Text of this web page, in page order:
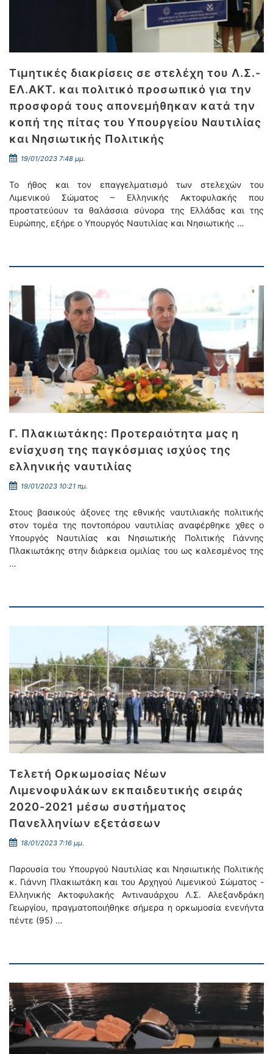
Τιμητικές διακρίσεις σε στελέχη του Λ.Σ.-
ΕΛ.ΑΚΤ. και πολιτικό προσωπικό για την
προσφορά τους απονεμήθηκαν κατά την
κοπή της πίτας του Υπουργείου Ναυτιλίας
και Νησιωτικής Πολιτικής
19/01/2023 7:48 μμ.
Το ήθος και τον επαγγελματισμό των στελεχών του
Λιμενικού Σώματος – Ελληνικής Ακτοφυλακής που
προστατεύουν τα θαλάσσια σύνορα της Ελλάδας και της
Ευρώπης, εξήρε ο Υπουργός Ναυτιλίας και Νησιωτικής …
Γ. Πλακιωτάκης: Προτεραιότητα μας η
ενίσχυση της παγκόσμιας ισχύος της
ελληνικής ναυτιλίας
19/01/2023 10:21 πμ.
Στους βασικούς άξονες της εθνικής ναυτιλιακής πολιτικής
στον τομέα της ποντοπόρου ναυτιλίας αναφέρθηκε χθες ο
Υπουργός Ναυτιλίας και Νησιωτικής Πολιτικής Γιάννης
Πλακιωτάκης στην διάρκεια ομιλίας του ως καλεσμένος της
…
Τελετή Ορκωμοσίας Νέων
Λιμενοφυλάκων εκπαιδευτικής σειράς
2020-2021 μέσω συστήματος
Πανελληνίων εξετάσεων
18/01/2023 7:16 μμ.
Παρουσία του Υπουργού Ναυτιλίας και Νησιωτικής Πολιτικής
κ. Γιάννη Πλακιωτάκη και του Αρχηγού Λιμενικού Σώματος -
Ελληνικής Ακτοφυλακής Αντιναυάρχου Λ.Σ. Αλεξανδράκη
Γεωργίου, πραγματοποιήθηκε σήμερα η ορκωμοσία ενενήντα
πέντε (95) …